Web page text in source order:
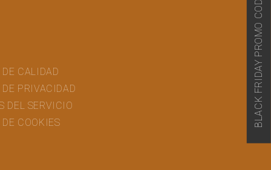
CALIDAD
PRIVACIDAD
DEL SERVICIO
COOKIES
BLACK FRIDAY PROMO CODE